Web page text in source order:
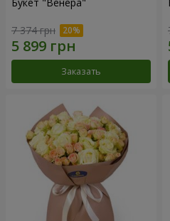
Букет "Венера"
7 374 грн
Заказать